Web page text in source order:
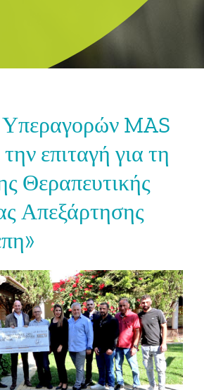
MAS
επιταγή για τη
Θεραπευτικής
Απεξάρτησης